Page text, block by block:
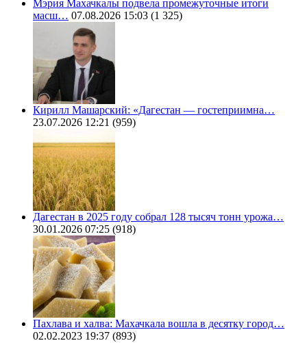
Мэрия Махачкалы подвела промежуточные итоги
масш… 07.08.2026 15:03 (1 325)
Кирилл Машарский: «Дагестан — гостеприимна…
23.07.2026 12:21 (959)
Дагестан в 2025 году собрал 128 тысяч тонн урожа…
30.01.2026 07:25 (918)
Пахлава и халва: Махачкала вошла в десятку город…
02.02.2023 19:37 (893)